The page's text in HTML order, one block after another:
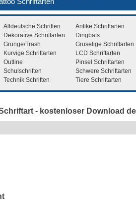
Altdeutsche Schriften
Antike Schriftarten
Dekorative Schriftarten
Dingbats
Grunge/Trash
Gruselige Schriftarten
Kurvige Schriftarten
LCD Schriftarten
Outline
Pinsel Schriftarten
Schulschriften
Schwere Schriftarten
Technik Schriften Tiere Schriftarten
- kostenloser Download